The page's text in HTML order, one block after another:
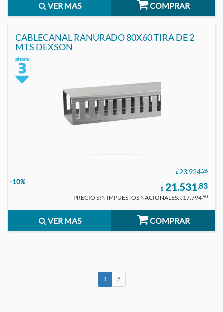
VER MAS COMPRAR
CABLECANAL RANURADO 80X60 TIRA DE 2
MTS DEXSON
$ 23.924,26
-10%
$ 21.531,83
PRECIO SIN IMPUESTOS NACIONALES: $ 17.794,90
VER MAS COMPRAR
1 2